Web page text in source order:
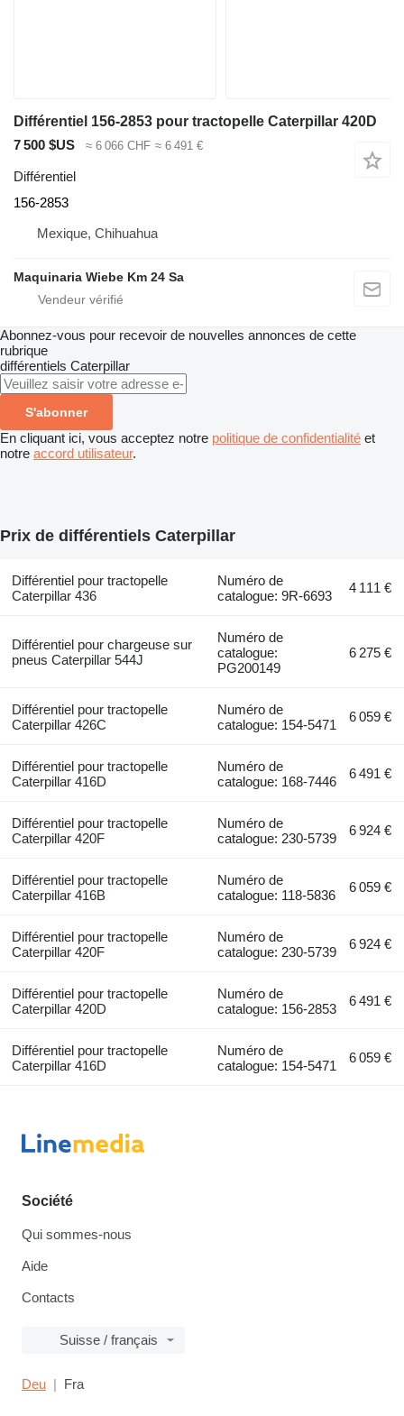
Différentiel 156-2853 pour tractopelle Caterpillar 420D
7 500 $US
≈ 6 066 CHF ≈ 6 491 €
Différentiel
156-2853
Mexique, Chihuahua
Maquinaria Wiebe Km 24 Sa
Abonnez-vous pour recevoir de nouvelles annonces de cette
rubrique
différentiels Caterpillar
S'abonner
En cliquant ici, vous acceptez notre politique de confidentialité et
notre accord utilisateur.
Prix de différentiels Caterpillar
Différentiel pour tractopelle
Caterpillar 436
Numéro de
catalogue: 9R-6693
4 111 €
Différentiel pour chargeuse sur
pneus Caterpillar 544J
Numéro de
catalogue:
PG200149
6 275 €
Différentiel pour tractopelle
Caterpillar 426C
Numéro de
catalogue: 154-5471
6 059 €
Différentiel pour tractopelle
Caterpillar 416D
Numéro de
catalogue: 168-7446
6 491 €
Différentiel pour tractopelle
Caterpillar 420F
Numéro de
catalogue: 230-5739
6 924 €
Différentiel pour tractopelle
Caterpillar 416B
Numéro de
catalogue: 118-5836
6 059 €
Différentiel pour tractopelle
Caterpillar 420F
Numéro de
catalogue: 230-5739
6 924 €
Différentiel pour tractopelle
Caterpillar 420D
Numéro de
catalogue: 156-2853
6 491 €
Différentiel pour tractopelle
Caterpillar 416D
Numéro de
catalogue: 154-5471
6 059 €
Société
Qui sommes-nous
Aide
Contacts
Suisse / français
Deu Fra